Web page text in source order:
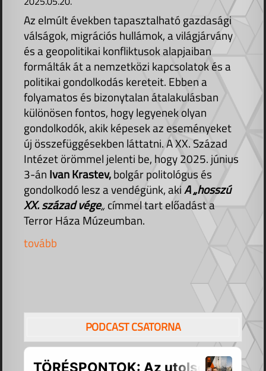
Az elmúlt években tapasztalható gazdasági
válságok, migrációs hullámok, a világjárvány
és a geopolitikai konfliktusok alapjaiban
formálták át a nemzetközi kapcsolatok és a
politikai gondolkodás kereteit. Ebben a
folyamatos és bizonytalan átalakulásban
különösen fontos, hogy legyenek olyan
gondolkodók, akik képesek az eseményeket
új összefüggésekben láttatni. A XX. Század
Intézet örömmel jelenti be, hogy 2025. június
3-án Ivan Krastev,bolgár politológus és
gondolkodó lesz a vendégünk, akiA „hosszú
XX. század vége„ címmel tart előadást a
Terror Háza Múzeumban.
tovább
PODCAST CSATORNA